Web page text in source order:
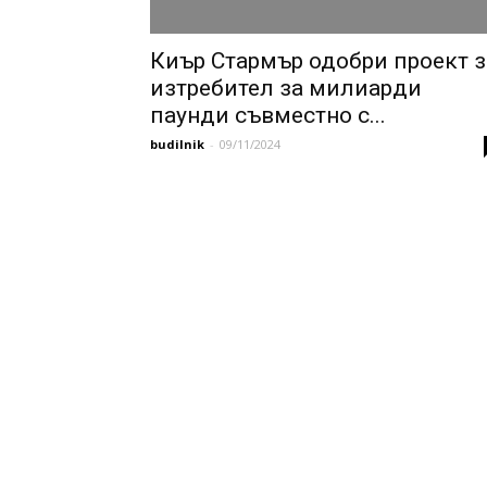
Киър Стармър одобри проект
изтребител за милиарди
паунди съвместно с...
budilnik - 09/11/2024